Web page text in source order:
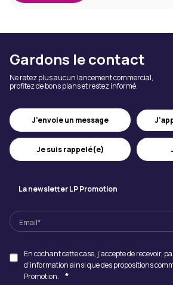
Gardons le contact
Ne ratez plus aucun lancement commercial,
profitez de bons plans et restez informé.
J'envoie un message
Je suis rappelé(e)
La newsletter LP Promotion
En cochant cette case, j'accepte de recevoir,
d'information ainsi que des propositions
Promotion.
*